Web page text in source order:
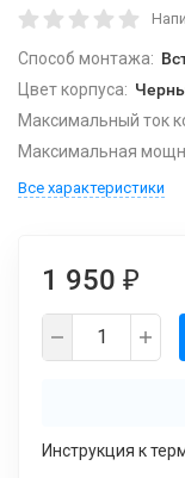
Способ монтажа:
Цвет корпуса:
Максимальный ток
Максимальная
Все характеристики
1 950 ₽
Инструкция к